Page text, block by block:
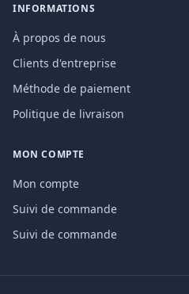
INFORMATIONS
À propos de nous
Clients d'entreprise
Méthode de paiement
Politique de livraison
MON COMPTE
Mon compte
Suivi de commande
Suivi de commande